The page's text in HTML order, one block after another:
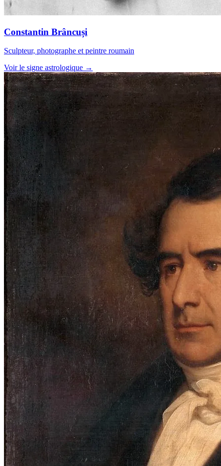
Constantin Brâncuși
Sculpteur, photographe et peintre roumain
Voir le signe astrologique →